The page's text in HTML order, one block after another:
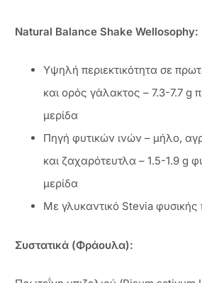
Natural Balance Shake Wellosophy:
Υψηλή περιεκτικότητα σε
και ορός γάλακτος – 7.3-7.7 g
μερίδα
Πηγή φυτικών ινών – μήλο,
και ζαχαρότευτλα – 1.5-1.9 g
μερίδα
Με γλυκαντικό Stevia
Συστατικά (Φράουλα):